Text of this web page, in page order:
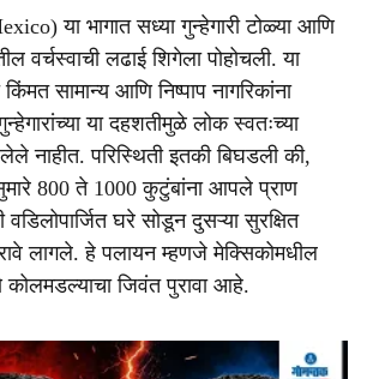
या भागात सध्या गुन्हेगारी टोळ्या आणि
वर्चस्वाची लढाई शिगेला पोहोचली. या
किंमत सामान्य आणि निष्पाप नागरिकांना
या दहशतीमुळे लोक स्वतःच्या
नाहीत. परिस्थिती इतकी बिघडली की,
800 ते 1000 कुटुंबांना आपले प्राण
घरे सोडून दुसऱ्या सुरक्षित
लागले. हे पलायन म्हणजे मेक्सिकोमधील
कोलमडल्याचा जिवंत पुरावा आहे.